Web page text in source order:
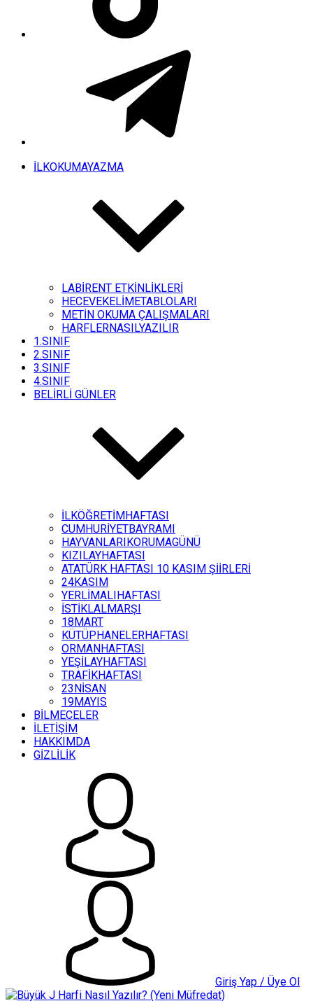
İLKOKUMAYAZMA
LABİRENT ETKİNLİKLERİ
HECEVEKELİMETABLOLARI
METİN OKUMA ÇALIŞMALARI
HARFLERNASILYAZILIR
1.SINIF
2.SINIF
3.SINIF
4.SINIF
BELİRLİ GÜNLER
İLKÖĞRETİMHAFTASI
CUMHURİYETBAYRAMI
HAYVANLARIKORUMAGÜNÜ
KIZILAYHAFTASI
ATATÜRK HAFTASI 10 KASIM ŞİİRLERİ
24KASIM
YERLİMALIHAFTASI
İSTİKLALMARŞI
18MART
KÜTÜPHANELERHAFTASI
ORMANHAFTASI
YEŞİLAYHAFTASI
TRAFİKHAFTASI
23NİSAN
19MAYIS
BİLMECELER
İLETİŞİM
HAKKIMDA
GİZLİLİK
Giriş Yap / Üye Ol